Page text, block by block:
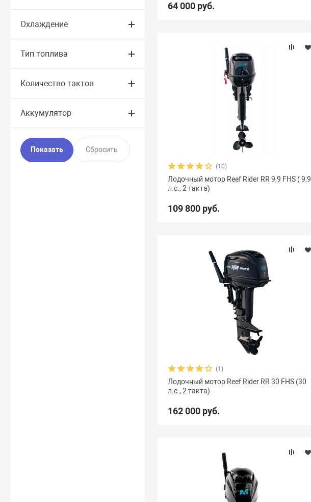
Охлаждение
Тип топлива
Количество тактов
Аккумулятор
64 000 руб.
(10)
Лодочный мотор Reef Rider RR 9,9 FHS ( 9,9
л.с., 2 такта)
109 800 руб.
(1)
Лодочный мотор Reef Rider RR 30 FHS (30
л.с., 2 такта)
162 000 руб.